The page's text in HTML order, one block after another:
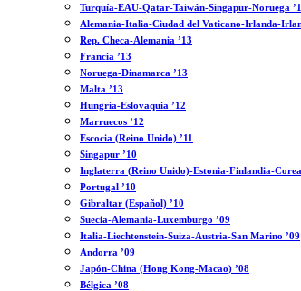
Turquía-EAU-Qatar-Taiwán-Singapur-Noruega
Alemania-Italia-Ciudad del Vaticano-Irlanda-
Rep. Checa-Alemania ’13
Francia ’13
Noruega-Dinamarca ’13
Malta ’13
Hungría-Eslovaquia ’12
Marruecos ’12
Escocia (Reino Unido) ’11
Singapur ’10
Inglaterra (Reino Unido)-Estonia-Finlandia-
Portugal ’10
Gibraltar (Español) ’10
Suecia-Alemania-Luxemburgo ’09
Italia-Liechtenstein-Suiza-Austria-San Marino ’09
Andorra ’09
Japón-China (Hong Kong-Macao) ’08
Bélgica ’08